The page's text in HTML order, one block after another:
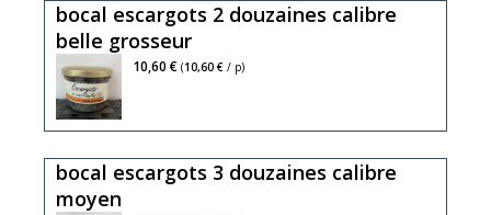
bocal escargots 2 douzaines calibre
belle grosseur
10,60 € (10,60 € / p)
bocal escargots 3 douzaines calibre
moyen